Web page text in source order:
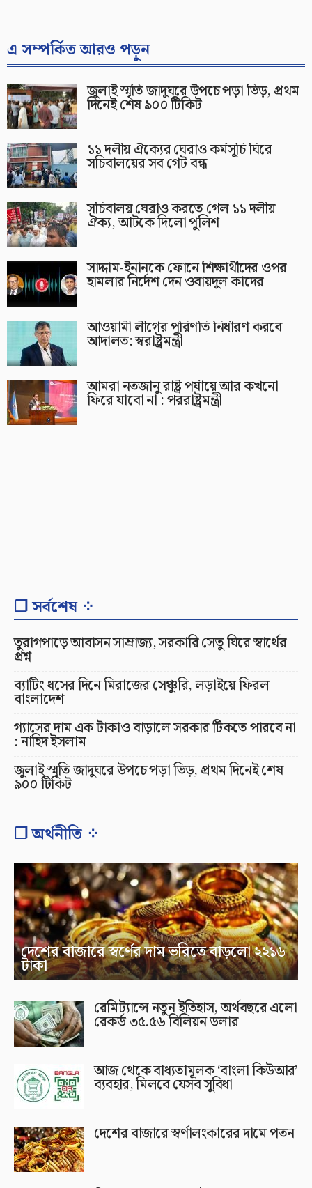
এ সম্পর্কিত আরও পড়ুন
জুলাই স্মৃতি জাদুঘরে উপচে পড়া ভিড়, প্রথম
দিনেই শেষ ৯০০ টিকিট
১১ দলীয় ঐক্যের ঘেরাও কর্মসূচি ঘিরে
সচিবালয়ের সব গেট বন্ধ
সচিবালয় ঘেরাও করতে গেল ১১ দলীয়
ঐক্য, আটকে দিলো পুলিশ
সাদ্দাম-ইনানকে ফোনে শিক্ষার্থীদের ওপর
হামলার নির্দেশ দেন ওবায়দুল কাদের
আওয়ামী লীগের পরিণতি নির্ধারণ করবে
আদালত: স্বরাষ্ট্রমন্ত্রী
আমরা নতজানু রাষ্ট্র পর্যায়ে আর কখনো
ফিরে যাবো না : পররাষ্ট্রমন্ত্রী
❐ সর্বশেষ ⁘
তুরাগপাড়ে আবাসন সাম্রাজ্য, সরকারি সেতু ঘিরে স্বার্থের
প্রশ্ন
ব্যাটিং ধসের দিনে মিরাজের সেঞ্চুরি, লড়াইয়ে ফিরল
বাংলাদেশ
গ্যাসের দাম এক টাকাও বাড়ালে সরকার টিকতে পারবে না
: নাহিদ ইসলাম
জুলাই স্মৃতি জাদুঘরে উপচে পড়া ভিড়, প্রথম দিনেই শেষ
৯০০ টিকিট
❐ অর্থনীতি ⁘
দেশের বাজারে স্বর্ণের দাম ভরিতে বাড়লো ২২১৬
টাকা
রেমিট্যান্সে নতুন ইতিহাস, অর্থবছরে এলো
রেকর্ড ৩৫.৫৬ বিলিয়ন ডলার
আজ থেকে বাধ্যতামূলক ‘বাংলা কিউআর’
ব্যবহার, মিলবে যেসব সুবিধা
দেশের বাজারে স্বর্ণালংকারের দামে পতন